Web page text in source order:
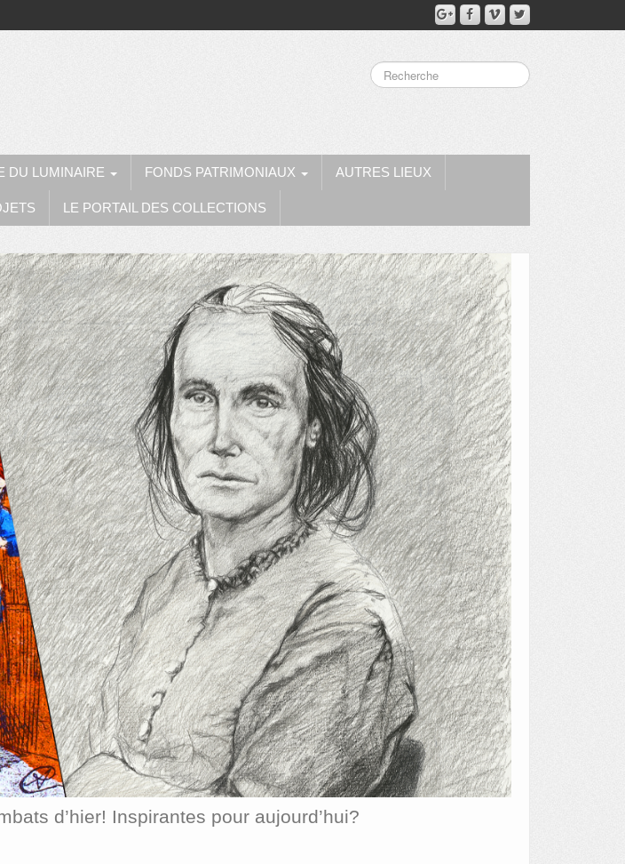
DU LUMINAIRE FONDS PATRIMONIAUX AUTRES LIEUX
LE PORTAIL DES COLLECTIONS
d’hier! Inspirantes pour aujourd’hui?